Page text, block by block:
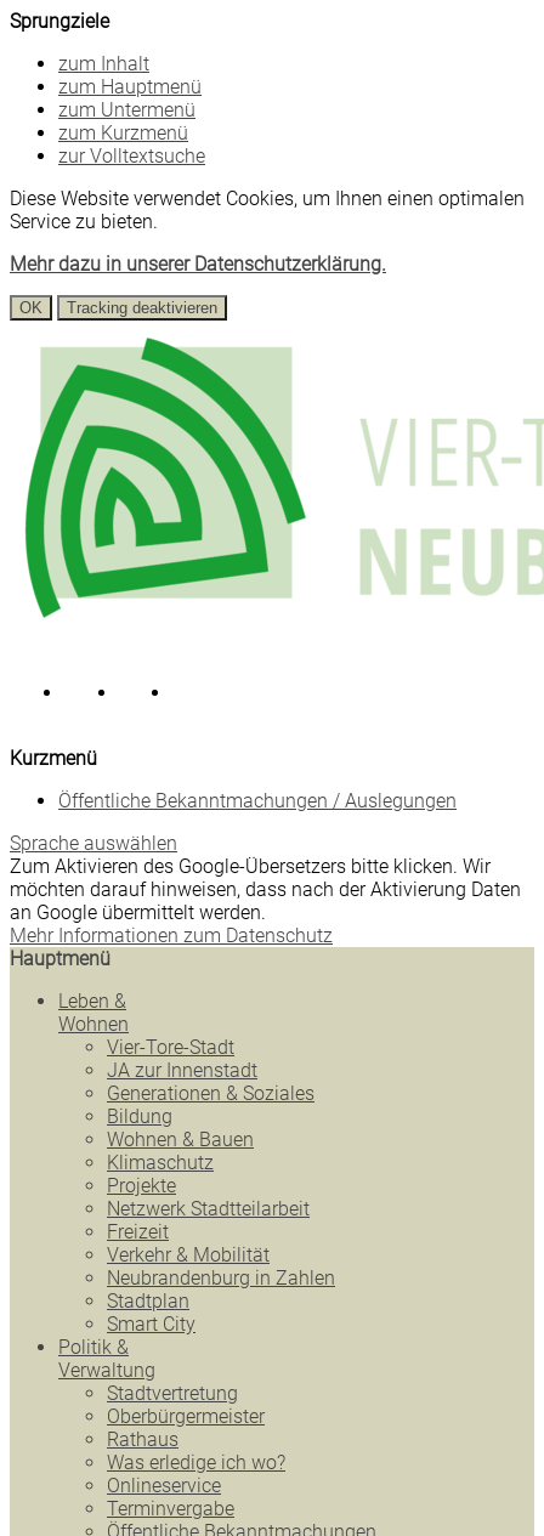
Sprungziele
zum Inhalt
zum Hauptmenü
zum Untermenü
zum Kurzmenü
zur Volltextsuche
Diese Website verwendet Cookies, um Ihnen einen optimalen
Service zu bieten.
Mehr dazu in unserer Datenschutzerklärung.
OK Tracking deaktivieren
Kurzmenü
Öffentliche Bekanntmachungen / Auslegungen
Sprache auswählen
Zum Aktivieren des Google-Übersetzers bitte klicken. Wir
möchten darauf hinweisen, dass nach der Aktivierung Daten
an Google übermittelt werden.
Mehr Informationen zum Datenschutz
Hauptmenü
Leben &
Wohnen
Vier-Tore-Stadt
JA zur Innenstadt
Generationen & Soziales
Bildung
Wohnen & Bauen
Klimaschutz
Projekte
Netzwerk Stadtteilarbeit
Freizeit
Verkehr & Mobilität
Neubrandenburg in Zahlen
Stadtplan
Smart City
Politik &
Verwaltung
Stadtvertretung
Oberbürgermeister
Rathaus
Was erledige ich wo?
Onlineservice
Terminvergabe